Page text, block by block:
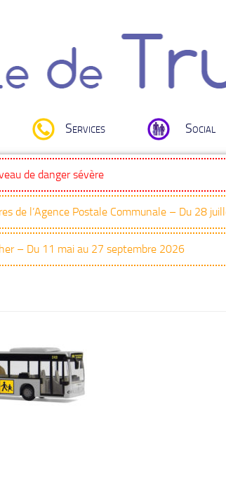
Services Social
de danger sévère
de l’Agence Postale Communale – Du 28
– Du 11 mai au 27 septembre 2026